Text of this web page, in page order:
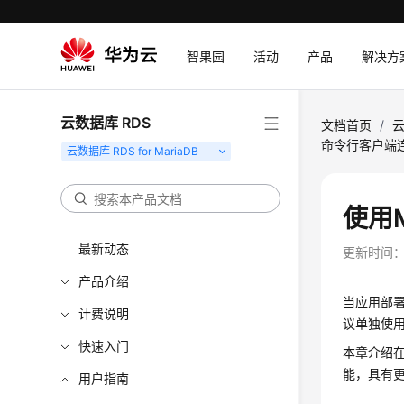
智果园 活动 产品 解决方
云数据库 RDS
最新动态
产品介绍
计费说明
快速入门
用户指南
文档首页 /
命令行客户端
使用
更新时间
当应用部
议单独使
本章介绍
能，具有